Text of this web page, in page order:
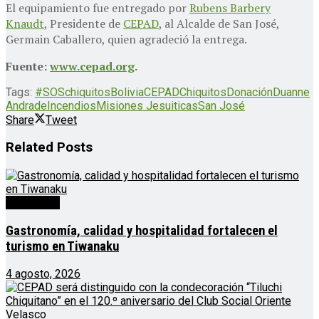
El equipamiento fue entregado porRubens Barbery
Knaudt, Presidente de CEPAD, al Alcalde de San José,
Germain Caballero, quien agradeció la entrega.
Fuente:www.cepad.org.
Tags: #SOSchiquitosBoliviaCEPADChiquitosDonaciónDuanne
AndradeIncendiosMisiones JesuiticasSan José
Share
Tweet
Related Posts
Gastronomía, calidad y hospitalidad fortalecen el
turismo en Tiwanaku
4 agosto, 2026